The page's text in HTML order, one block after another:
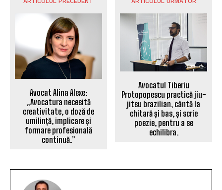
Avocat Alina Alexe:
„Avocatura necesită
creativitate, o doză de
umilință, implicare și
formare profesională
continuă.”
Avocatul Tiberiu
Protopopescu practică jiu-
jitsu brazilian, cântă la
chitară și bas, și scrie
poezie, pentru a se
echilibra.